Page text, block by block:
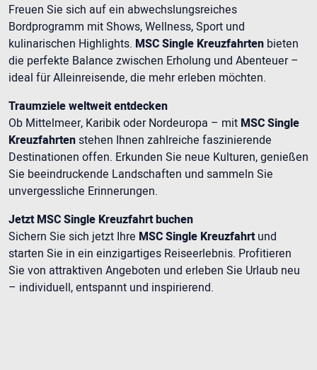
Freuen Sie sich auf ein abwechslungsreiches
Bordprogramm mit Shows, Wellness, Sport und
kulinarischen Highlights. MSC Single Kreuzfahrten bieten
die perfekte Balance zwischen Erholung und Abenteuer –
ideal für Alleinreisende, die mehr erleben möchten.
Traumziele weltweit entdecken
Ob Mittelmeer, Karibik oder Nordeuropa – mit MSC Single
Kreuzfahrtenstehen Ihnen zahlreiche faszinierende
Destinationen offen. Erkunden Sie neue Kulturen, genießen
Sie beeindruckende Landschaften und sammeln Sie
unvergessliche Erinnerungen.
Jetzt MSC Single Kreuzfahrt buchen
Sichern Sie sich jetzt Ihre MSC Single Kreuzfahrtund
starten Sie in ein einzigartiges Reiseerlebnis. Profitieren
Sie von attraktiven Angeboten und erleben Sie Urlaub neu
– individuell, entspannt und inspirierend.